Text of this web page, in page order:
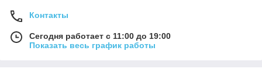
Контакты
Сегодня работает с 11:00 до 19:00
Показать весь график работы